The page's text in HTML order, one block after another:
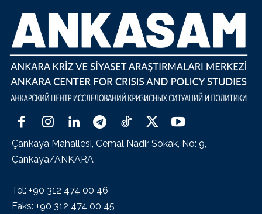
Çankaya Mahallesi, Cemal Nadir Sokak, No: 9,
Çankaya/ANKARA
Tel: +90 312 474 00 46
Faks: +90 312 474 00 45